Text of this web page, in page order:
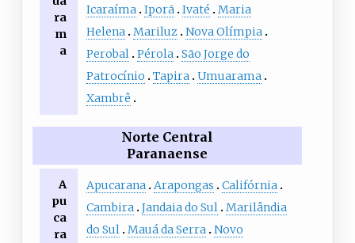
ra
m
a
Icaraíma Iporã Ivaté
Maria
Helena Mariluz Nova Olímpia
Perobal Pérola São Jorge do
Patrocínio
Tapira Umuarama
Xambrê
Norte Central
Paranaense
A
pu
ca
ra
Apucarana Arapongas
Califórnia
Cambira Jandaia do Sul Marilândia
do Sul Mauá da Serra Novo